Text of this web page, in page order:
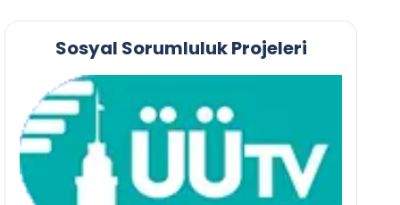
Sosyal Sorumluluk Projeleri